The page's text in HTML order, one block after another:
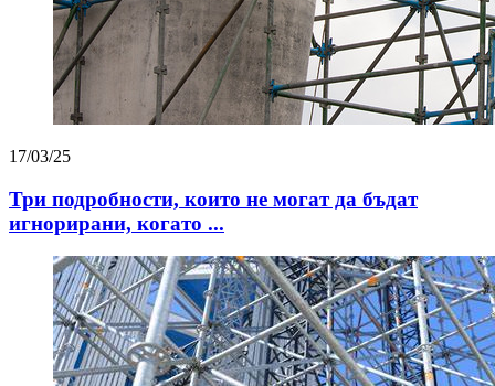
17/03/25
Три подробности, които не могат да бъдат
игнорирани, когато ...